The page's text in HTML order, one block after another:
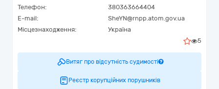
Телефон:
380363664404
E-mail:
SheYN@rnpp.atom.gov.ua
Місцезнаходження:
Україна
5
Витяг про відсутність судимості
Реєстр корупційних порушників